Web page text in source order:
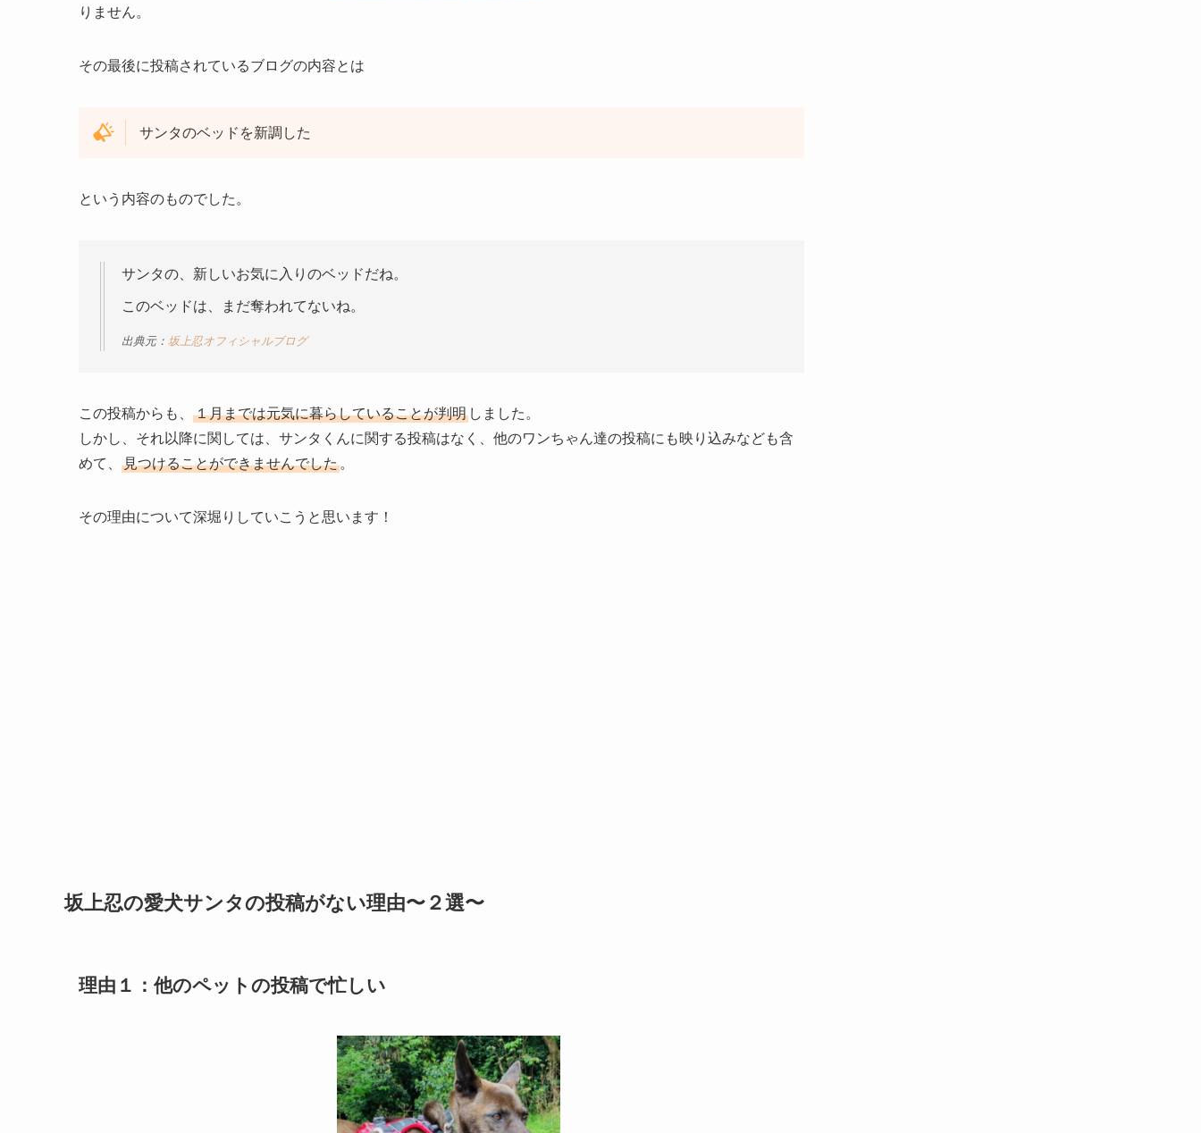
りません。
その最後に投稿されているブログの内容とは
サンタのベッドを新調した
という内容のものでした。
サンタの、新しいお気に入りのベッドだね。
このベッドは、まだ奪われてないね。
出典元： 坂上忍オフィシャルブログ
この投稿からも、 １月までは元気に暮らしていることが判明 しました。
しかし、それ以降に関しては、サンタくんに関する投稿はなく、他のワンちゃん達の投稿にも映り込みなども含
めて、
見つけることができませんでした 。
その理由について深堀りしていこうと思います！
坂上忍の愛犬サンタの投稿がない理由〜２選〜
理由１：他のペットの投稿で忙しい